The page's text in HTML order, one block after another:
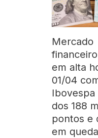
Mercado
em alta
01/04
dos 188
pontos e
em queda